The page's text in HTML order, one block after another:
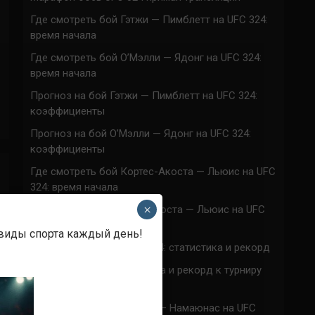
Где смотреть бой Гэтжи — Пимблетт на UFC 324:
время начала
Где смотреть бой О’Мэлли — Ядонг на UFC 324:
время начала
Прогноз на бой Гэтжи — Пимблетт на UFC 324:
коэффициенты
Прогноз на бой О’Мэлли — Ядонг на UFC 324:
коэффициенты
Где смотреть бой Кортес-Акоста — Льюис на UFC
324: время начала
Прогноз на бой Кортес-Акоста — Льюис на UFC
Наталья Сильва на UFC 324: статистика и рекорд
Роуз Намаюнас: статистика и рекорд к турниру
UFC 324
Где смотреть бой Сильва — Намаюнас на UFC
спорта каждый день!
×